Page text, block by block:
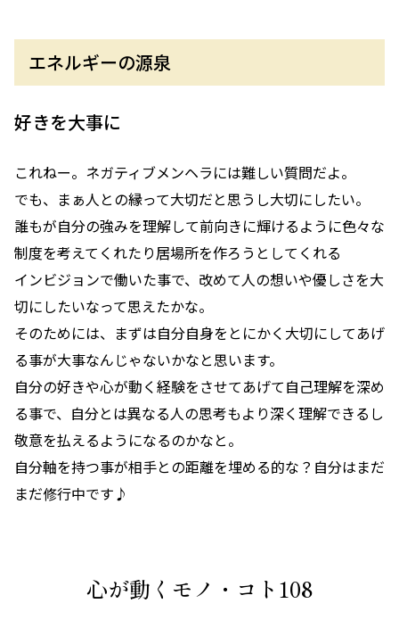
エネルギーの源泉
好きを大事に
これねー。ネガティブメンヘラには難しい質問だよ。
でも、まぁ人との縁って大切だと思うし大切にしたい。
誰もが自分の強みを理解して前向きに輝けるように色々な
制度を考えてくれたり居場所を作ろうとしてくれる
インビジョンで働いた事で、改めて人の想いや優しさを大
切にしたいなって思えたかな。
そのためには、まずは自分自身をとにかく大切にしてあげ
る事が大事なんじゃないかなと思います。
自分の好きや心が動く経験をさせてあげて自己理解を深め
る事で、自分とは異なる人の思考もより深く理解できるし
敬意を払えるようになるのかなと。
自分軸を持つ事が相手との距離を埋める的な？自分はまだ
まだ修行中です♪
心が動くモノ・コト108